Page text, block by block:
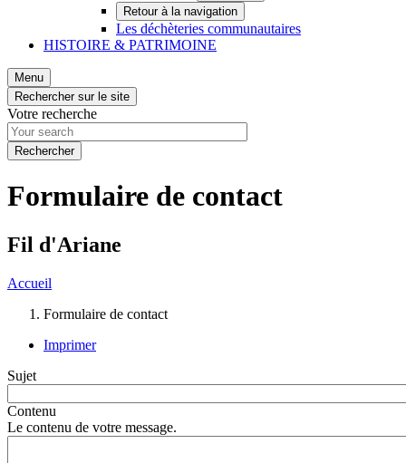
Retour à la navigation
Les déchèteries communautaires
HISTOIRE & PATRIMOINE
Menu
Rechercher sur le site
Votre recherche
Formulaire de contact
Fil d'Ariane
Accueil
Formulaire de contact
Imprimer
Sujet
Contenu
Le contenu de votre message.